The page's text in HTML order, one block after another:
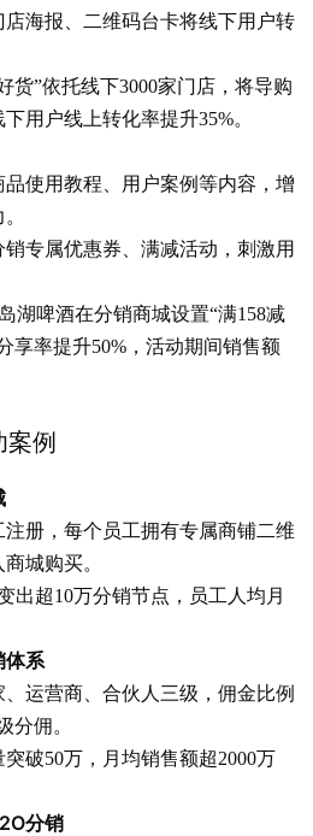
店海报、二维码台卡将线下用户转
货”依托线下3000家门店，将导购
用户线上转化率提升35%。
品使用教程、用户案例等内容，增
销专属优惠券、满减活动，刺激用
岛湖啤酒在分销商城设置“满158减
享率提升50%，活动期间销售额
案例
注册，每个员工拥有专属商铺二维
城购买。
出超10万分销节点，员工人均月
体系
、运营商、合伙人三级，佣金比例
分佣。
突破50万，月均销售额超2000万
分销